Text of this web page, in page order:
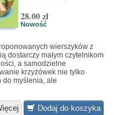
28.00 zł
Nowość
wierszyków z
dostarczy małym czytelnikom
a samodzielne
krzyżówek nie tylko
do myślenia, ale
Dodaj do koszyka